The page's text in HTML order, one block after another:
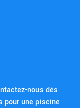
nous dès
pour une piscine